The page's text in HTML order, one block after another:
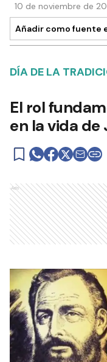
10 de noviembre de
Añadir como fuente
DÍA DE LA
El rol
en la vida de
Ads